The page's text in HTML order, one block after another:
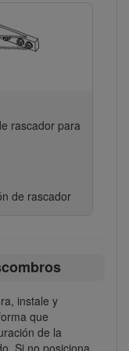
rascador para
de rascador
instale y
que
de la